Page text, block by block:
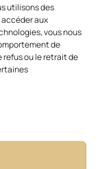
utilisons des
aux
vous nous
de
refus ou le retrait de